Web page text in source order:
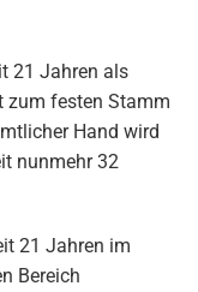
21 Jahren als
zum festen Stamm
Hand wird
nunmehr 32
21 Jahren im
Bereich